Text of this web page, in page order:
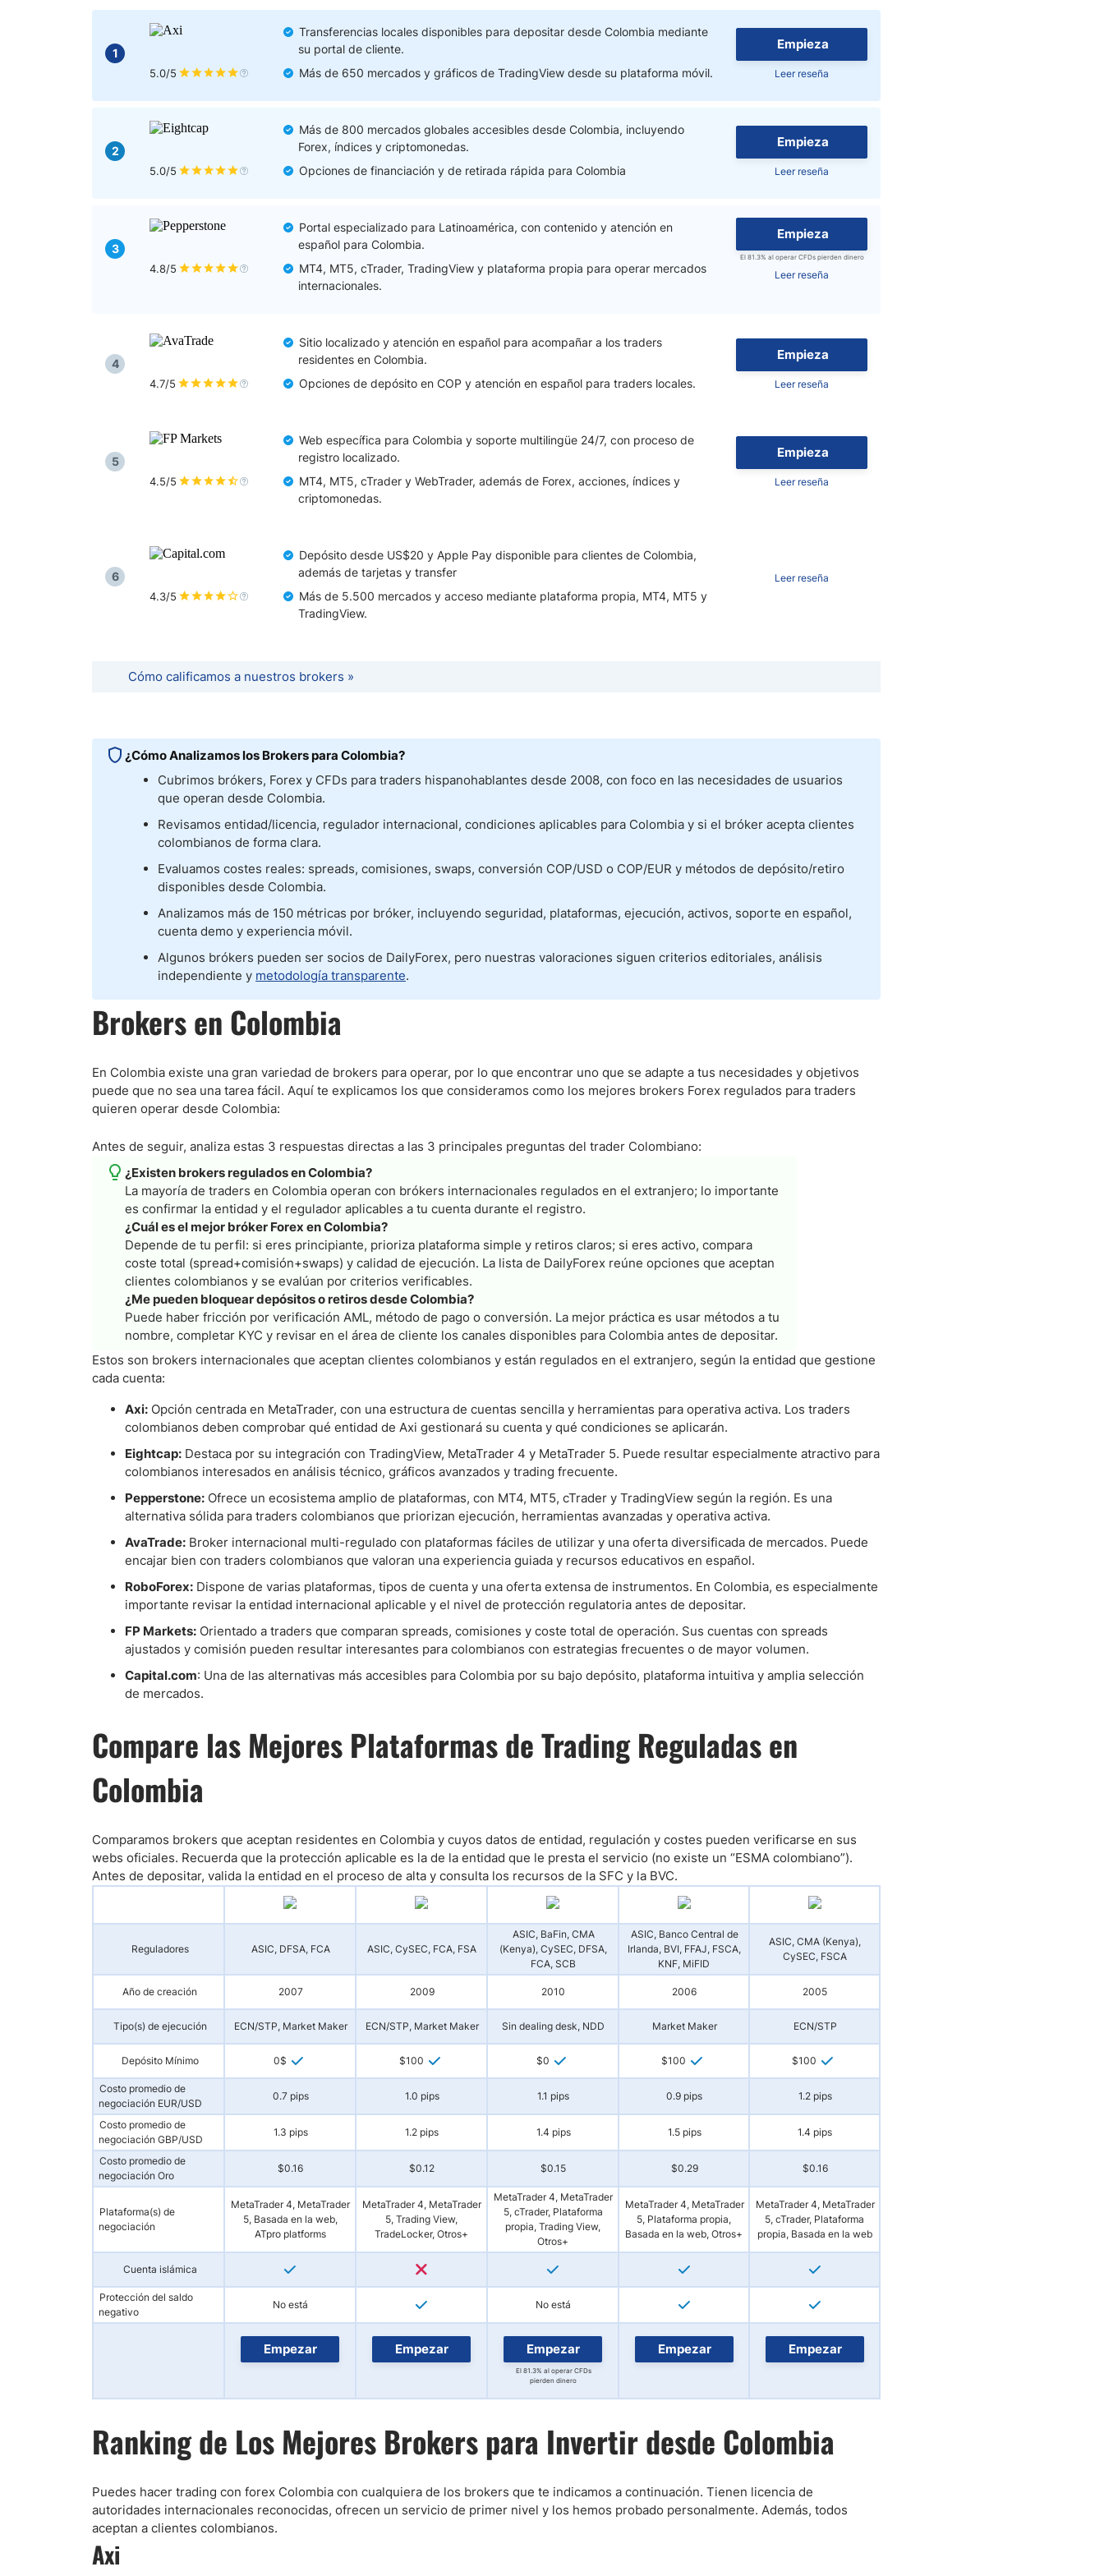
Latinoamérica
Nicaragua
S&P 500
Todos los índices
Mercado Libre (MELI)
Banco Santander (SAN)
Todas las Acciones
Empieza
Leer reseña
1
5.0/5
Transferencias locales disponibles para depositar desde Colombia mediante
su portal de cliente.
Más de 650 mercados y gráficos de TradingView desde su plataforma móvil.
Empieza
Leer reseña
2
5.0/5
Más de 800 mercados globales accesibles desde Colombia, incluyendo
Forex, índices y criptomonedas.
Opciones de financiación y de retirada rápida para Colombia
Empieza
El 81.3% al operar CFDs pierden dinero
Leer reseña
3
4.8/5
Portal especializado para Latinoamérica, con contenido y atención en
español para Colombia.
MT4, MT5, cTrader, TradingView y plataforma propia para operar mercados
internacionales.
Empieza
Leer reseña
4
4.7/5
Sitio localizado y atención en español para acompañar a los traders
residentes en Colombia.
Opciones de depósito en COP y atención en español para traders locales.
Empieza
Leer reseña
5
4.5/5
Web específica para Colombia y soporte multilingüe 24/7, con proceso de
registro localizado.
MT4, MT5, cTrader y WebTrader, además de Forex, acciones, índices y
criptomonedas.
Leer reseña
6
4.3/5
Depósito desde US$20 y Apple Pay disponible para clientes de Colombia,
además de tarjetas y transfer
Más de 5.500 mercados y acceso mediante plataforma propia, MT4, MT5 y
TradingView.
Cómo calificamos a nuestros brokers »
¿Cómo Analizamos los Brokers para Colombia?
Cubrimos brókers, Forex y CFDs para traders hispanohablantes desde 2008, con foco en las necesidades de usuarios
que operan desde Colombia.
Revisamos entidad/licencia, regulador internacional, condiciones aplicables para Colombia y si el bróker acepta clientes
colombianos de forma clara.
Evaluamos costes reales: spreads, comisiones, swaps, conversión COP/USD o COP/EUR y métodos de depósito/retiro
disponibles desde Colombia.
Analizamos más de 150 métricas por bróker, incluyendo seguridad, plataformas, ejecución, activos, soporte en español,
cuenta demo y experiencia móvil.
Algunos brókers pueden ser socios de DailyForex, pero nuestras valoraciones siguen criterios editoriales, análisis
independiente y metodología transparente.
Brokers en Colombia
En Colombia existe una gran variedad de brokers para operar, por lo que encontrar uno que se adapte a tus necesidades y objetivos
puede que no sea una tarea fácil. Aquí te explicamos los que consideramos como los mejores brokers Forex regulados para traders
quieren operar desde Colombia:
Antes de seguir, analiza estas 3 respuestas directas a las 3 principales preguntas del trader Colombiano:
¿Existen brokers regulados en Colombia?
La mayoría de traders en Colombia operan con brókers internacionales regulados en el extranjero; lo importante
es confirmar la entidad y el regulador aplicables a tu cuenta durante el registro.
¿Cuál es el mejor bróker Forex en Colombia?
Depende de tu perfil: si eres principiante, prioriza plataforma simple y retiros claros; si eres activo, compara
coste total (spread+comisión+swaps) y calidad de ejecución. La lista de DailyForex reúne opciones que aceptan
clientes colombianos y se evalúan por criterios verificables.
¿Me pueden bloquear depósitos o retiros desde Colombia?
Puede haber fricción por verificación AML, método de pago o conversión. La mejor práctica es usar métodos a tu
nombre, completar KYC y revisar en el área de cliente los canales disponibles para Colombia antes de depositar.
Estos son brokers internacionales que aceptan clientes colombianos y están regulados en el extranjero, según la entidad que gestione
cada cuenta:
Axi: Opción centrada en MetaTrader, con una estructura de cuentas sencilla y herramientas para operativa activa. Los traders
colombianos deben comprobar qué entidad de Axi gestionará su cuenta y qué condiciones se aplicarán.
Eightcap: Destaca por su integración con TradingView, MetaTrader 4 y MetaTrader 5. Puede resultar especialmente atractivo para
colombianos interesados en análisis técnico, gráficos avanzados y trading frecuente.
Pepperstone: Ofrece un ecosistema amplio de plataformas, con MT4, MT5, cTrader y TradingView según la región. Es una
alternativa sólida para traders colombianos que priorizan ejecución, herramientas avanzadas y operativa activa.
AvaTrade: Broker internacional multi-regulado con plataformas fáciles de utilizar y una oferta diversificada de mercados. Puede
encajar bien con traders colombianos que valoran una experiencia guiada y recursos educativos en español.
RoboForex: Dispone de varias plataformas, tipos de cuenta y una oferta extensa de instrumentos. En Colombia, es especialmente
importante revisar la entidad internacional aplicable y el nivel de protección regulatoria antes de depositar.
FP Markets: Orientado a traders que comparan spreads, comisiones y coste total de operación. Sus cuentas con spreads
ajustados y comisión pueden resultar interesantes para colombianos con estrategias frecuentes o de mayor volumen.
Capital.com: Una de las alternativas más accesibles para Colombia por su bajo depósito, plataforma intuitiva y amplia selección
de mercados.
Compare las Mejores Plataformas de Trading Reguladas en
Colombia
Comparamos brokers que aceptan residentes en Colombia y cuyos datos de entidad, regulación y costes pueden verificarse en sus
webs oficiales. Recuerda que la protección aplicable es la de la entidad que le presta el servicio (no existe un “ESMA colombiano”).
Antes de depositar, valida la entidad en el proceso de alta y consulta los recursos de la SFC y la BVC.
Reguladores ASIC, DFSA, FCA ASIC, CySEC, FCA, FSA
ASIC, BaFin, CMA
(Kenya), CySEC, DFSA,
FCA, SCB
ASIC, Banco Central de
Irlanda, BVI, FFAJ, FSCA,
KNF, MiFID
ASIC, CMA (Kenya),
CySEC, FSCA
Año de creación 2007 2009 2010 2006 2005
Tipo(s) de ejecución ECN/STP, Market Maker ECN/STP, Market Maker Sin dealing desk, NDD Market Maker ECN/STP
Depósito Mínimo 0$ $100 $0 $100 $100
Costo promedio de
negociación EUR/USD
0.7 pips 1.0 pips 1.1 pips 0.9 pips 1.2 pips
Costo promedio de
negociación GBP/USD
1.3 pips 1.2 pips 1.4 pips 1.5 pips 1.4 pips
Costo promedio de
negociación Oro
$0.16 $0.12 $0.15 $0.29 $0.16
Plataforma(s) de
negociación
MetaTrader 4, MetaTrader
5, Basada en la web,
ATpro platforms
MetaTrader 4, MetaTrader
5, Trading View,
TradeLocker, Otros+
MetaTrader 4, MetaTrader
5, cTrader, Plataforma
propia, Trading View,
Otros+
MetaTrader 4, MetaTrader
5, Plataforma propia,
Basada en la web, Otros+
MetaTrader 4, MetaTrader
5, cTrader, Plataforma
propia, Basada en la web
Cuenta islámica
Protección del saldo
negativo
No está No está
Empezar Empezar Empezar
El 81.3% al operar CFDs
pierden dinero
Empezar Empezar
Ranking de Los Mejores Brokers para Invertir desde Colombia
Puedes hacer trading con forex Colombia con cualquiera de los brokers que te indicamos a continuación. Tienen licencia de
autoridades internacionales reconocidas, ofrecen un servicio de primer nivel y los hemos probado personalmente. Además, todos
aceptan a clientes colombianos.
Axi